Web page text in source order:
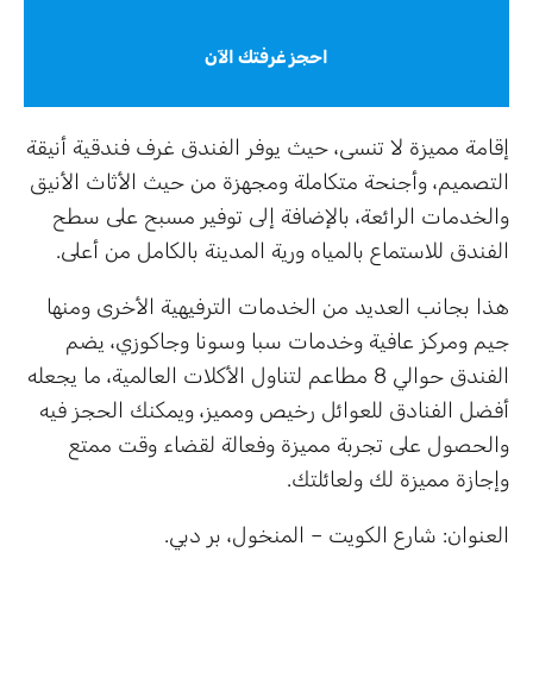
احجز غرفتك الآن
إقامة مميزة لا تنسى، حيث يوفر الفندق غرف فندقية أنيقة
التصميم، وأجنحة متكاملة ومجهزة من حيث الأثاث الأنيق
والخدمات الرائعة، بالإضافة إلى توفير مسبح على سطح
الفندق للاستماع بالمياه ورية المدينة بالكامل من أعلى.
هذا بجانب العديد من الخدمات الترفيهية الأخرى ومنها
جيم ومركز عافية وخدمات سبا وسونا وجاكوزي، يضم
الفندق حوالي 8 مطاعم لتناول الأكلات العالمية، ما يجعله
أفضل الفنادق للعوائل رخيص ومميز، ويمكنك الحجز فيه
والحصول على تجربة مميزة وفعالة لقضاء وقت ممتع
وإجازة مميزة لك ولعائلتك.
العنوان: شارع الكويت – المنخول، بر دبي.